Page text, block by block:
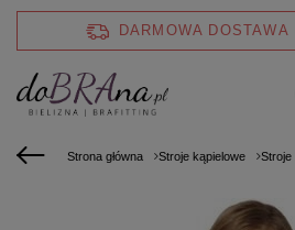
DARMOWA DOSTAWA
Strona główna Stroje kąpielowe Stroje